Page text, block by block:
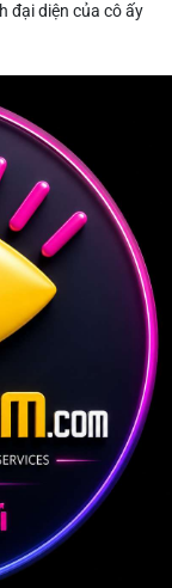
đại diện của cô ấy